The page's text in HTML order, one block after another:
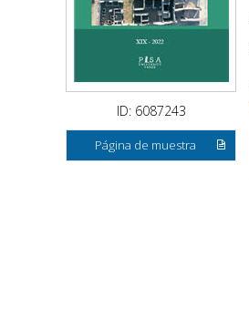
ID: 6087243
Página de muestra